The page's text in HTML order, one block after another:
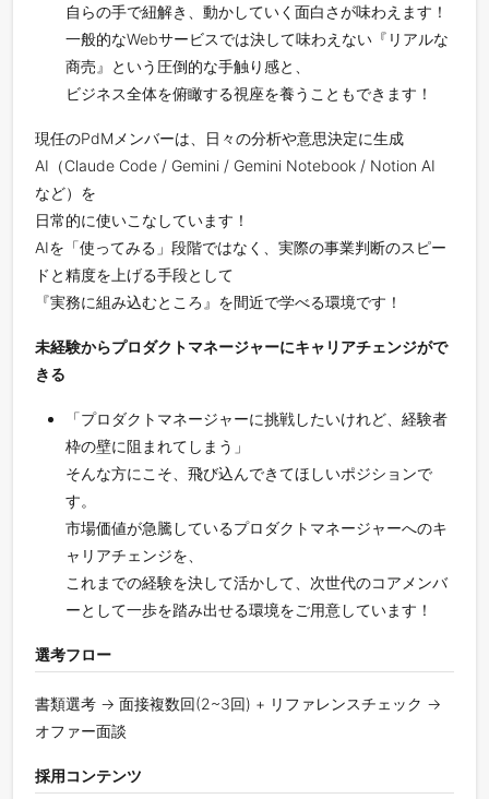
自らの手で紐解き、動かしていく面白さが味わえます！
一般的なWebサービスでは決して味わえない『リアルな
商売』という圧倒的な手触り感と、
ビジネス全体を俯瞰する視座を養うこともできます！
現任のPdMメンバーは、日々の分析や意思決定に生成
AI（Claude Code / Gemini / Gemini Notebook / Notion AI
など）を
日常的に使いこなしています！
AIを「使ってみる」段階ではなく、実際の事業判断のスピー
ドと精度を上げる手段として
『実務に組み込むところ』を間近で学べる環境です！
未経験からプロダクトマネージャーにキャリアチェンジがで
きる
「プロダクトマネージャーに挑戦したいけれど、経験者
枠の壁に阻まれてしまう」
そんな方にこそ、飛び込んできてほしいポジションで
す。
市場価値が急騰しているプロダクトマネージャーへのキ
ャリアチェンジを、
これまでの経験を決して活かして、次世代のコアメンバ
ーとして一歩を踏み出せる環境をご用意しています！
選考フロー
書類選考 -> 面接複数回(2~3回) + リファレンスチェック ->
オファー面談
採用コンテンツ